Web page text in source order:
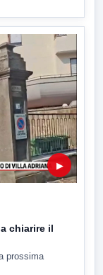
▶
chiarire il
prossima